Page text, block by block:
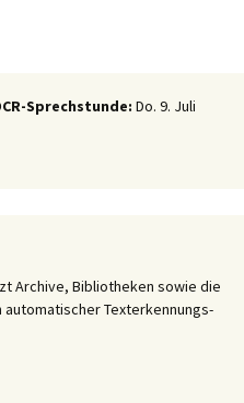
Sprechstunde: Do. 9. Juli
Archive, Bib­lio­theken sowie die
Texterkennungs-